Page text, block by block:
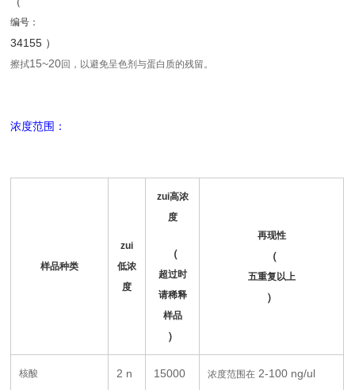
编号：
34155 ）
擦拭15~20回，以避免呈色剂与蛋白质的残留。
浓度范围：
样品种类
zui
低浓
度
zui高浓
度
（
超过时
请稀释
样品
）
再现性
（
五重复以上
）
核酸
2 n
15000
浓度范围在 2-100 ng/ul